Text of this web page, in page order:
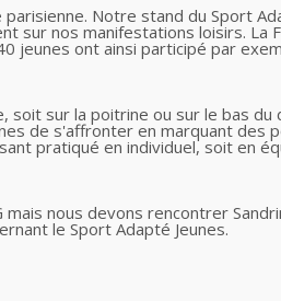
parisienne. Notre stand du Sport
sur nos manifestations loisirs. La
jeunes ont ainsi participé par
sur la poitrine ou sur le bas du
de s'affronter en marquant des
pratiqué en individuel, soit en
nous devons rencontrer
le Sport Adapté Jeunes.